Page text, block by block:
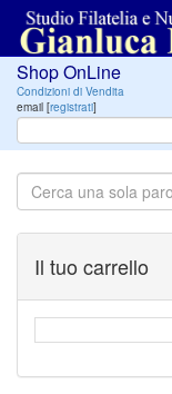
Shop OnLine
Condizioni di Vendita
email [registrati]
Il tuo carrello